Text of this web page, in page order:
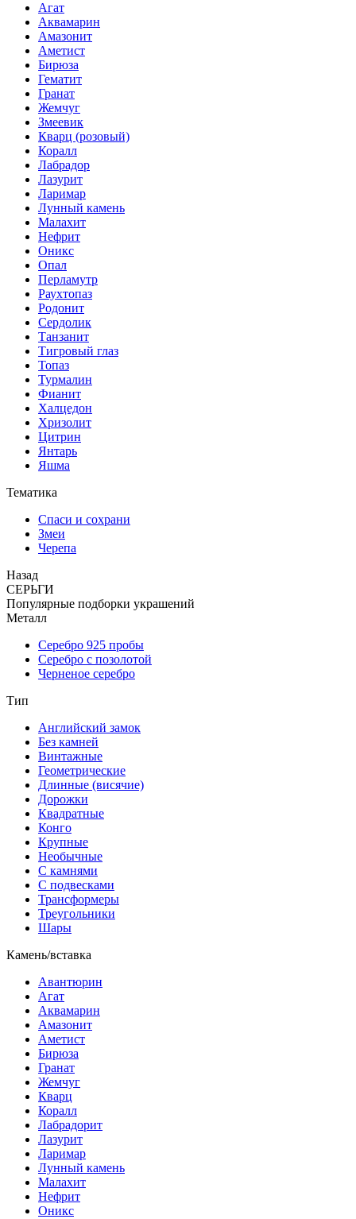
Агат
Аквамарин
Амазонит
Аметист
Бирюза
Гематит
Гранат
Жемчуг
Змеевик
Кварц (розовый)
Коралл
Лабрадор
Лазурит
Ларимар
Лунный камень
Малахит
Нефрит
Оникс
Опал
Перламутр
Раухтопаз
Родонит
Сердолик
Танзанит
Тигровый глаз
Топаз
Турмалин
Фианит
Халцедон
Хризолит
Цитрин
Янтарь
Яшма
Тематика
Спаси и сохрани
Змеи
Черепа
Назад
СЕРЬГИ
Популярные подборки украшений
Металл
Серебро 925 пробы
Серебро с позолотой
Черненое серебро
Тип
Английский замок
Без камней
Винтажные
Геометрические
Длинные (висячие)
Дорожки
Квадратные
Конго
Крупные
Необычные
С камнями
С подвесками
Трансформеры
Треугольники
Шары
Камень/вставка
Авантюрин
Агат
Аквамарин
Амазонит
Аметист
Бирюза
Гранат
Жемчуг
Кварц
Коралл
Лабрадорит
Лазурит
Ларимар
Лунный камень
Малахит
Нефрит
Оникс